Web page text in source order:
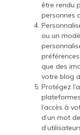
être rendu
personnes
ou un
que des
votre blog
Protégez
l’accès à
d’un mot